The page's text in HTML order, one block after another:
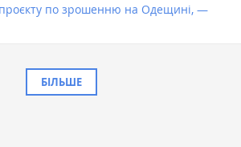
по зрошенню на Одещині, —
БІЛЬШЕ